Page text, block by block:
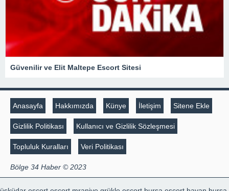
Güvenilir ve Elit Maltepe Escort Sitesi
Anasayfa Hakkımızda Künye İletişim Sitene Ekle
Gizlilik Politikası Kullanıcı ve Gizlilik Sözleşmesi
Topluluk Kuralları Veri Politikası
Bölge 34 Haber © 2023